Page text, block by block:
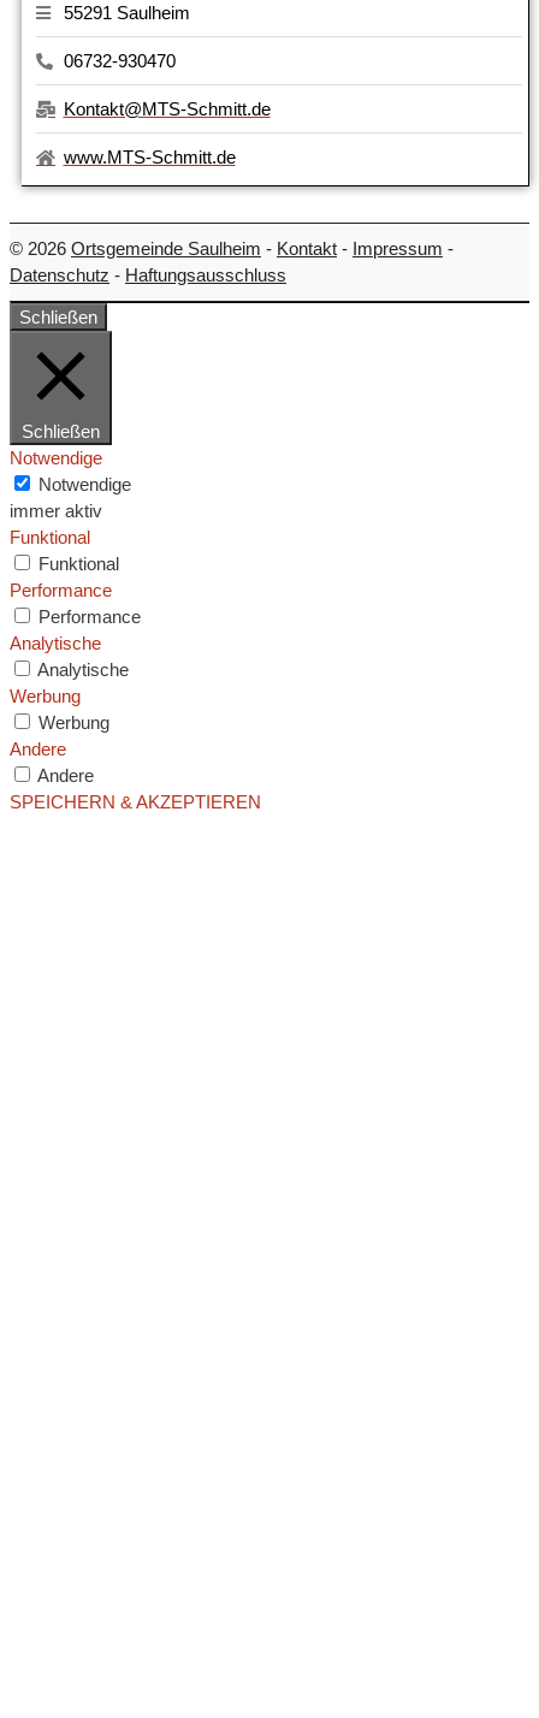
55291 Saulheim
06732-930470
Kontakt@MTS-Schmitt.de
www.MTS-Schmitt.de
© 2026 Ortsgemeinde Saulheim - Kontakt - Impressum -
Datenschutz - Haftungsausschluss
Schließen
Schließen
Notwendige
Notwendige
immer aktiv
Funktional
Funktional
Performance
Performance
Analytische
Analytische
Werbung
Werbung
Andere
Andere
SPEICHERN & AKZEPTIEREN